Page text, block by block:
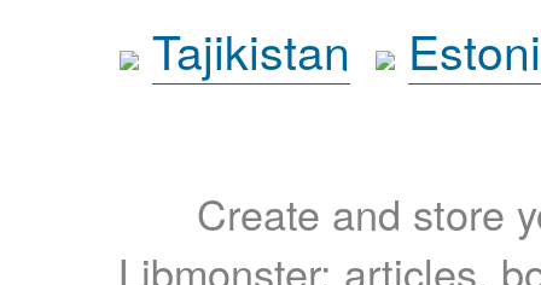
Tajikistan
Create and store
Libmonster: articles,